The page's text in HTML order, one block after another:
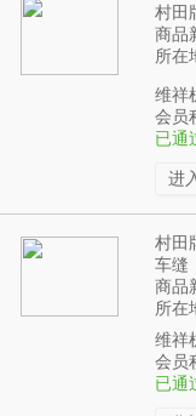
村田
商品
所在
维祥
会员
已通
进
村田
车缝
商品
所在
维祥
会员
已通